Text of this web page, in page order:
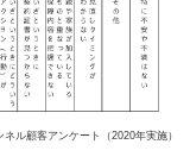
ル顧客アンケート（2020年実施）